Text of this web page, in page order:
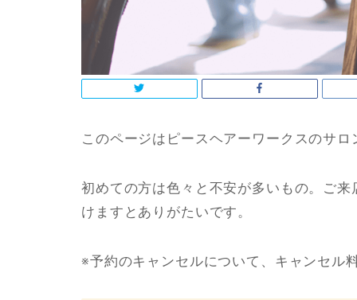
このページはピースヘアーワークスのサ
初めての方は色々と不安が多いもの。ご
けますとありがたいです。
※予約のキャンセルについて、キャンセル